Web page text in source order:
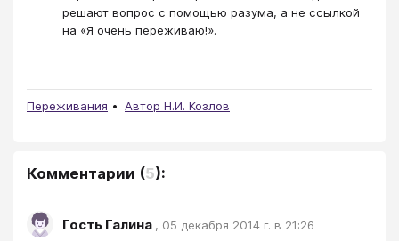
решают вопрос с помощью разума, а не ссылкой
на «Я очень переживаю!».
Переживания Автор Н.И. Козлов
Комментарии (5):
Гость Галина , 05 декабря 2014 г. в 21:26